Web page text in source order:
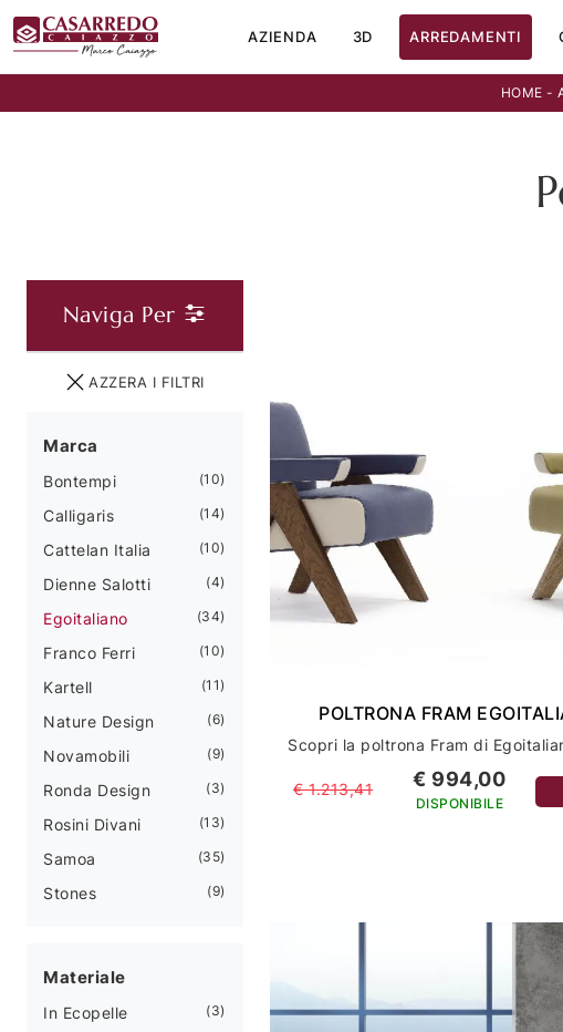
AZIENDA 3D ARREDAMENTI
HOME -
Naviga Per
AZZERA I FILTRI
Marca
Bontempi 10
Calligaris 14
Cattelan Italia 10
Dienne Salotti 4
Egoitaliano 34
Franco Ferri 10
Kartell 11
Nature Design 6
Novamobili 9
Ronda Design 3
Rosini Divani 13
Samoa 35
Stones 9
Materiale
In Ecopelle 3
POLTRONA FRAM
€ 1.213,41 € 994,00
DISPONIBILE